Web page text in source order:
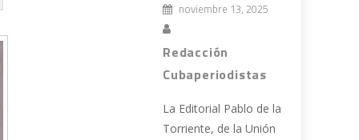
noviembre 13, 2025
Redacción
Cubaperiodistas
La Editorial Pablo de la
Torriente, de la Unión